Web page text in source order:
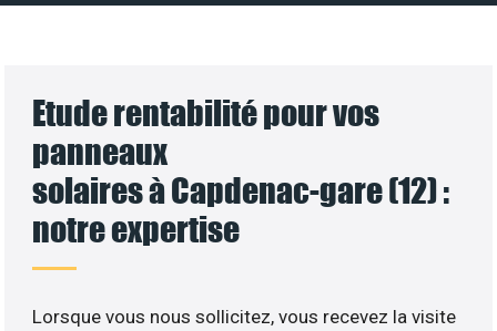
Etude rentabilité pour vos
panneaux
solaires à Capdenac-gare (12) :
notre expertise
Lorsque vous nous sollicitez, vous recevez la visite